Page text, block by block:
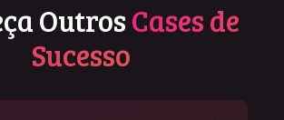
OutrosCases de
Sucesso